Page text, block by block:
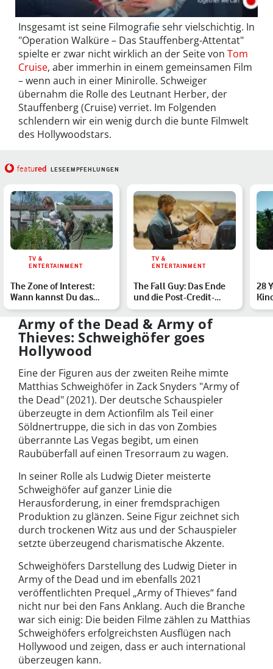
Insgesamt ist seine Filmografie sehr vielschichtig. In
"Operation Walküre – Das Stauffenberg-Attentat"
spielte er zwar nicht wirklich an der Seite von Tom
Cruise, aber immerhin in einem gemeinsamen Film
– wenn auch in einer Minirolle. Schweiger
übernahm die Rolle des Leutnant Herber, der
Stauffenberg (Cruise) verriet. Im Folgenden
schlendern wir ein wenig durch die bunte Filmwelt
des Hollywoodstars.
featured LESEEMPFEHLUNGEN
TV &
ENTERTAINMENT
The Zone of Interest:
Wann kannst Du das
Drama mit Sandra Hüller
TV &
ENTERTAINMENT
The Fall Guy: Das Ende
und die Post-Credit-
Szene erklärt
28
Army of the Dead & Army of
Thieves: Schweighöfer goes
Hollywood
Eine der Figuren aus der zweiten Reihe mimte
Matthias Schweighöfer in Zack Snyders "Army of
the Dead" (2021). Der deutsche Schauspieler
überzeugte in dem Actionfilm als Teil einer
Söldnertruppe, die sich in das von Zombies
überrannte Las Vegas begibt, um einen
Raubüberfall auf einen Tresorraum zu wagen.
In seiner Rolle als Ludwig Dieter meisterte
Schweighöfer auf ganzer Linie die
Herausforderung, in einer fremdsprachigen
Produktion zu glänzen. Seine Figur zeichnet sich
durch trockenen Witz aus und der Schauspieler
setzte überzeugend charismatische Akzente.
Schweighöfers Darstellung des Ludwig Dieter in
Army of the Dead und im ebenfalls 2021
veröffentlichten Prequel „Army of Thieves“ fand
nicht nur bei den Fans Anklang. Auch die Branche
war sich einig: Die beiden Filme zählen zu Matthias
Schweighöfers erfolgreichsten Ausflügen nach
Hollywood und zeigen, dass er auch international
überzeugen kann.